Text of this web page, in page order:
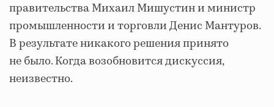
правительства Михаил Мишустин и министр
промышленности и торговли Денис Мантуров.
В результате никакого решения принято
не было. Когда возобновится дискуссия,
неизвестно.